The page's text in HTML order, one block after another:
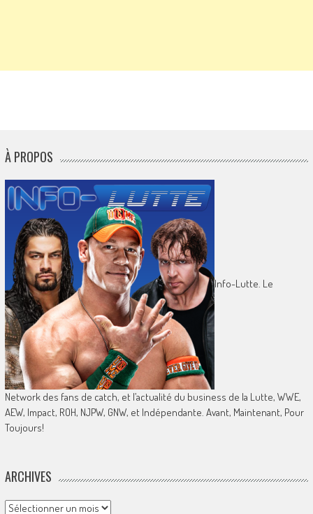
À PROPOS
Info-Lutte. Le
Network des fans de catch, et l’actualité du business de la Lutte, WWE,
AEW, Impact, ROH, NJPW, GNW, et Indépendante. Avant, Maintenant, Pour
Toujours!
ARCHIVES
Archives